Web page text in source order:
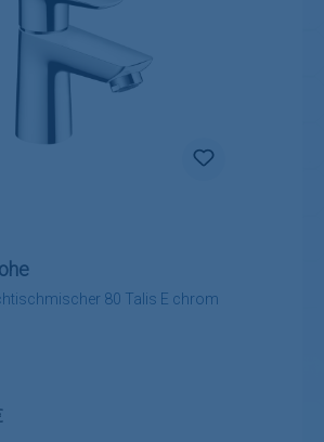
80 Talis E chrom
Preis: